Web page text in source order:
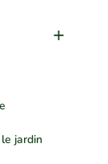
jardin